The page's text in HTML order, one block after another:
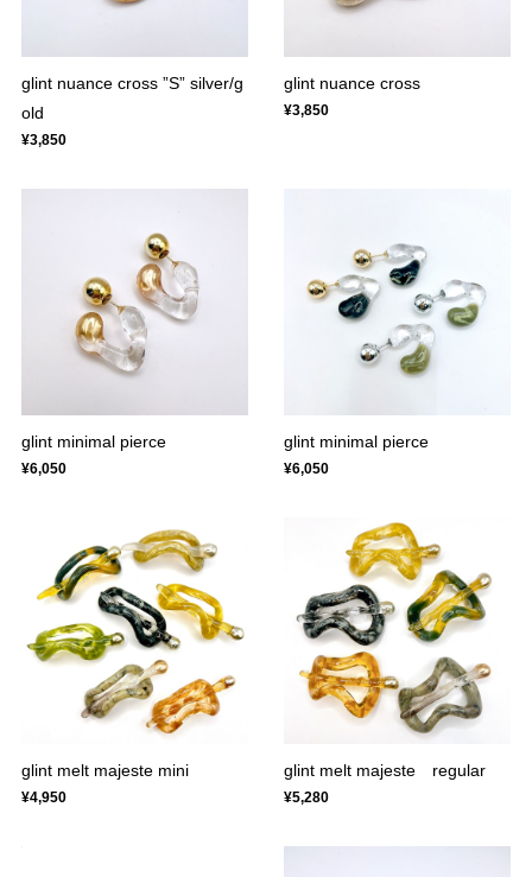
glint nuance cross ”S” silver/g
old
¥3,850
glint nuance cross
¥3,850
glint minimal pierce
¥6,050
glint minimal pierce
¥6,050
glint melt majeste mini
¥4,950
glint melt majeste regular
¥5,280